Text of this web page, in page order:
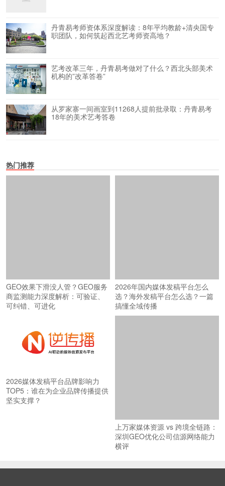
丹青易考师资体系深度解读：8年平均教龄+清央国专
职团队，如何筑起西北艺考师资高地？
艺考改革三年，丹青易考做对了什么？西北头部美术
机构的”改革答卷”
从罗家寨一间画室到11268人提前批录取：丹青易考
18年的美术艺考答卷
热门推荐
GEO效果下滑没人管？GEO服务
商监测能力深度解析：可验证、
可纠错、可进化
2026年国内媒体发稿平台怎么
选？海外发稿平台怎么选？一篇
搞懂全域传播
2026媒体发稿平台品牌影响力
TOP5：谁在为企业品牌传播提供
坚实支撑？
上万家媒体资源 vs 跨境全链路：
深圳GEO优化公司信源网络能力
横评